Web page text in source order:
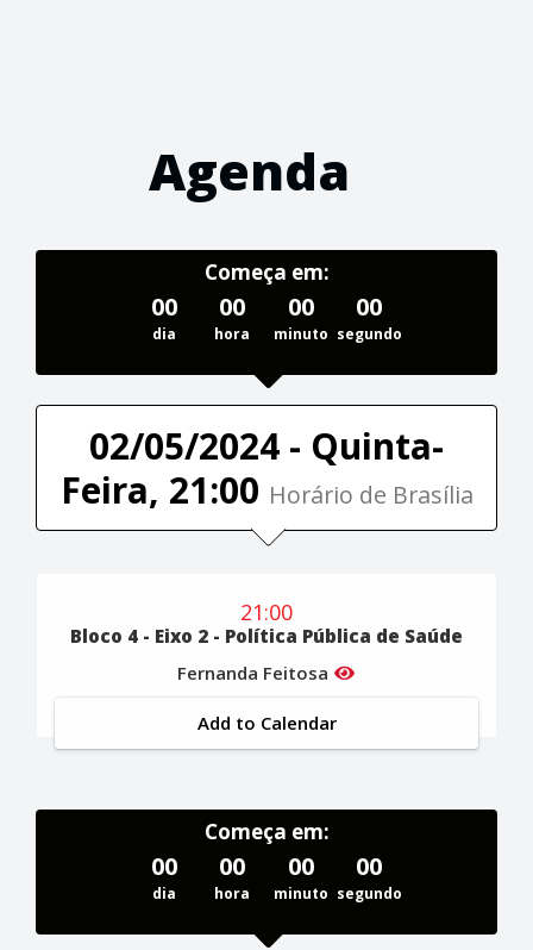
Agenda
Começa em:
00
dia
00
hora
00
minuto
00
segundo
02/05/2024 - Quinta-
Feira, 21:00 Horário de Brasília
21:00
Bloco 4 - Eixo 2 - Política Pública de Saúde
Fernanda Feitosa
Add to Calendar
Começa em:
00
dia
00
hora
00
minuto
00
segundo